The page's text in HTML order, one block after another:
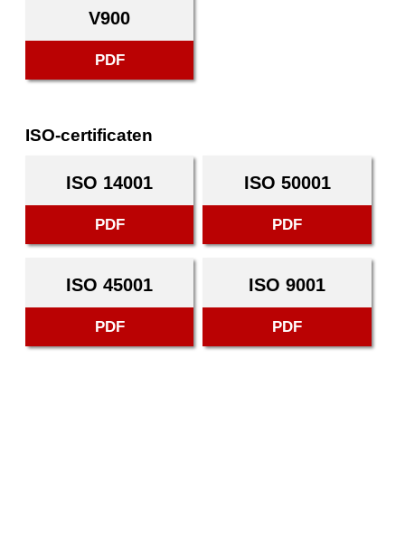
V900
PDF
ISO-certificaten
ISO 14001
PDF
ISO 50001
PDF
ISO 45001
PDF
ISO 9001
PDF